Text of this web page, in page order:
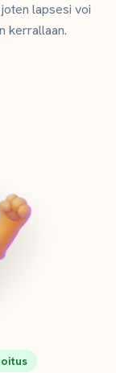
lapsesi voi
kerrallaan.